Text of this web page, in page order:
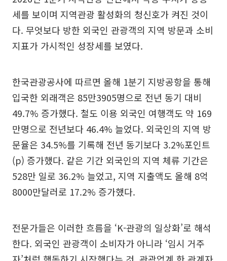
세를 보이며 지역관광 활성화의 청신호가 켜진 것이
다. 무엇보다 방한 외국인 관광객의 지역 방문과 소비
지표가 가시적인 성장세를 보였다.
한국관광공사에 따르면 올해 1분기 지방공항을 통해
입국한 외래객은 85만3905명으로 전년 동기 대비
49.7% 증가했다. 철도 이용 외국인 여행객도 약 169
만명으로 전년보다 46.4% 늘었다. 외국인의 지역 방
문율은 34.5%를 기록해 전년 동기보다 3.2%포인트
(p) 증가했다. 같은 기간 외국인의 지역 체류 기간은
528만 일로 36.2% 늘었고, 지역 지출액도 올해 8억
8000만달러로 17.2% 증가했다.
전문가들은 이러한 흐름을 ‘K-관광의 일상화’로 해석
한다. 외국인 관광객이 소비자가 아니라 ‘임시 거주